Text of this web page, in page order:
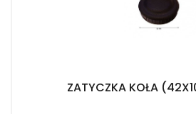
ZATYCZKA KOŁA